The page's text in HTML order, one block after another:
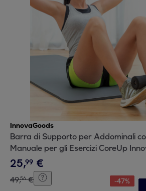
InnovaGoods
Barra di Supporto per Addominali
Manuale per gli Esercizi CoreUp
25,99 €
49,56 € -47%